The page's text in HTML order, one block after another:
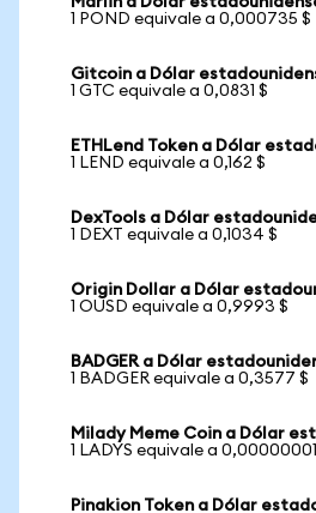
1 POND equivale a 0,000735 $
Gitcoin a Dólar
1 GTC equivale a 0,0831 $
ETHLend Token a Dólar
1 LEND equivale a 0,162 $
DexTools a Dólar
1 DEXT equivale a 0,1034 $
Origin Dollar a Dólar
1 OUSD equivale a 0,9993 $
BADGER a Dólar
1 BADGER equivale a 0,3577 $
Milady Meme Coin a Dólar
1 LADYS equivale a
Pinakion Token a Dólar